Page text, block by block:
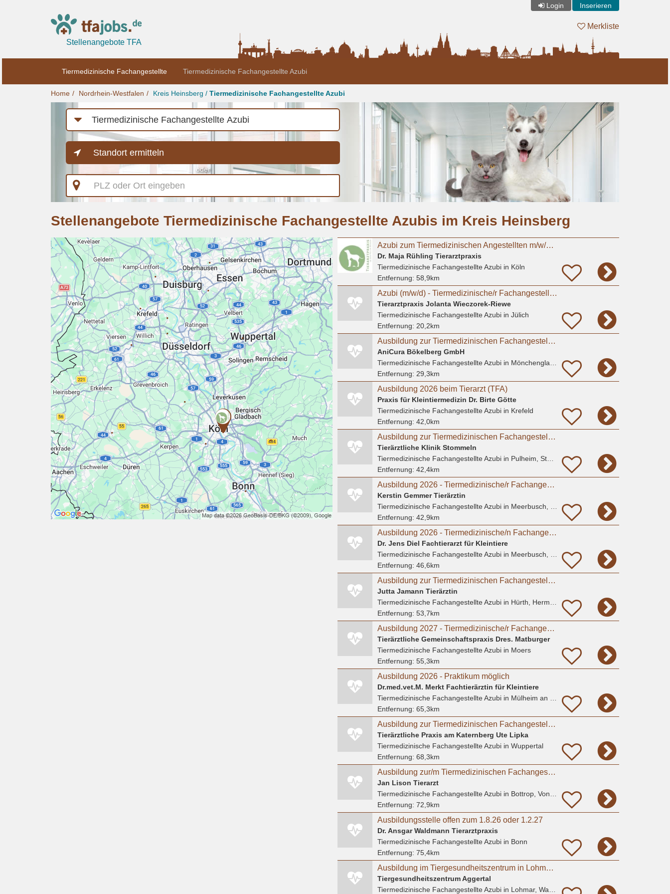
Login Inserieren
Stellenangebote TFA
Merkliste
Tiermedizinische Fachangestellte Tiermedizinische Fachangestellte Azubi
Home Nordrhein-Westfalen Kreis Heinsberg / Tiermedizinische Fachangestellte Azubi
Job-
Kategorie
Standort ermitteln
oder
PLZ
oder
Ort
Stellenangebote Tiermedizinische Fachangestellte Azubis im Kreis Heinsberg
Azubi zum Tiermedizinischen Angestellten m/w/d in Kleintierpraxis Köln Poll gesucht
Dr. Maja Rühling Tierarztpraxis
Tiermedizinische Fachangestellte Azubiin Köln
Entfernung: 58,9km
Azubi (m/w/d) - Tiermedizinische/r Fachangestellte/r 2026 - Praktikum möglich
Tierarztpraxis Jolanta Wieczorek-Riewe
Tiermedizinische Fachangestellte Azubiin Jülich
Entfernung: 20,2km
Ausbildung zur Tiermedizinischen Fachangestellten (m/w/d) 2026 - Mönchengladbach / Bökelberg
AniCura Bökelberg GmbH
Tiermedizinische Fachangestellte Azubiin Mönchengladbach
Entfernung: 29,3km
Ausbildung 2026 beim Tierarzt (TFA)
Praxis für Kleintiermedizin Dr. Birte Götte
Tiermedizinische Fachangestellte Azubiin Krefeld
Entfernung: 42,0km
Ausbildung zur Tiermedizinischen Fachangestellten (m/w/d) ab August 2026
Tierärztliche Klinik Stommeln
Tiermedizinische Fachangestellte Azubiin Pulheim, Stommeln
Entfernung: 42,4km
Ausbildung 2026 - Tiermedizinische/r Fachangestellte/r (w/m/d).
Kerstin Gemmer Tierärztin
Tiermedizinische Fachangestellte Azubiin Meerbusch, Büderich
Entfernung: 42,9km
Ausbildung 2026 - Tiermedizinische/n Fachangestellte/n (m/w/d)
Dr. Jens Diel Fachtierarzt für Kleintiere
Tiermedizinische Fachangestellte Azubiin Meerbusch, Lank-Latum
Entfernung: 46,6km
Ausbildung zur Tiermedizinischen Fachangestellten
Jutta Jamann Tierärztin
Tiermedizinische Fachangestellte Azubiin Hürth, Hermülheim
Entfernung: 53,7km
Ausbildung 2027 - Tiermedizinische/r Fachangestellte/r (m/w/d) # Praktikum möglich
Tierärztliche Gemeinschaftspraxis Dres. Matburger
Tiermedizinische Fachangestellte Azubiin Moers
Entfernung: 55,3km
Ausbildung 2026 - Praktikum möglich
Dr.med.vet.M. Merkt Fachtierärztin für Kleintiere
Tiermedizinische Fachangestellte Azubiin Mülheim an der Ruhr
Entfernung: 65,3km
Ausbildung zur Tiermedizinischen Fachangestellten (m/w/d)
Tierärztliche Praxis am Katernberg Ute Lipka
Tiermedizinische Fachangestellte Azubiin Wuppertal
Entfernung: 68,3km
Ausbildung zur/m Tiermedizinischen Fachangestellten (m/w/d) - Praktikum möglich
Jan Lison Tierarzt
Tiermedizinische Fachangestellte Azubiin Bottrop, Vonderort
Entfernung: 72,9km
Ausbildungsstelle offen zum 1.8.26 oder 1.2.27
Dr. Ansgar Waldmann Tierarztpraxis
Tiermedizinische Fachangestellte Azubiin Bonn
Entfernung: 75,4km
Ausbildung im Tiergesundheitszentrum in Lohmar m/w/d
Tiergesundheitszentrum Aggertal
Tiermedizinische Fachangestellte Azubiin Lohmar, Wahlscheid